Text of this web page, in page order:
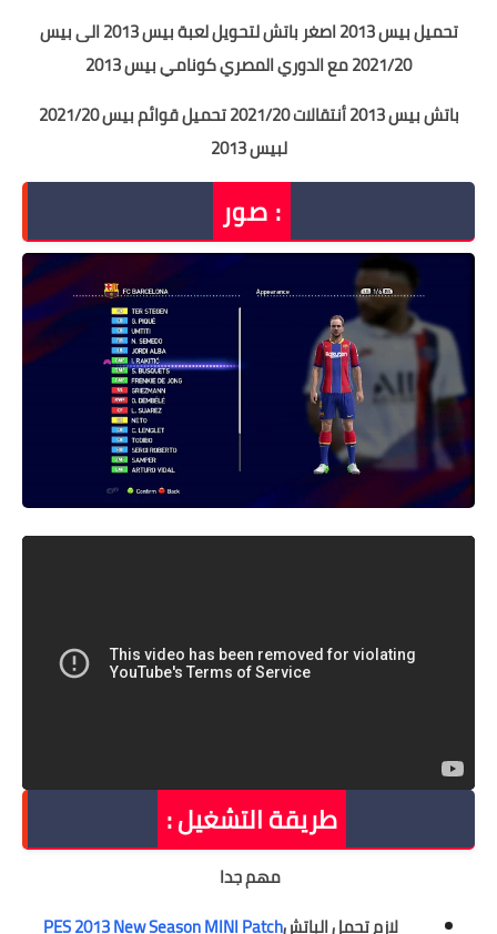
تحميل بيس 2013
اصغر باتش لتحويل لعبة بيس 2013 الى بيس
2021/20 مع الدوري المصري
كونامي بيس 2013
باتش بيس 2013 أنتقالات 2021/20
تحميل قوائم بيس 2021/20
لبيس 2013
صور :
طريقة التشغيل :
مهم جدا
لازم تحمل الباتشPES 2013 New Season MINI Patch